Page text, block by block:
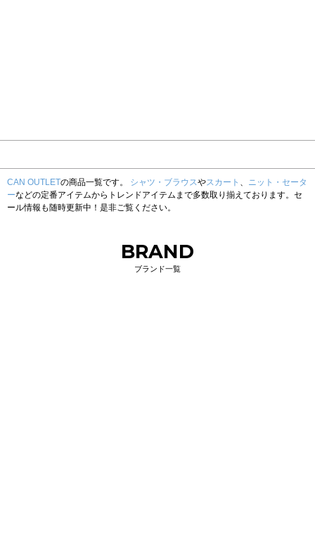
CAN OUTLETの商品一覧です。 シャツ・ブラウスやスカート 、 ニット・セータ
ーなどの定番アイテムからトレンドアイテムまで多数取り揃えております。セ
ール情報も随時更新中！是非ご覧ください。
BRAND
ブランド一覧